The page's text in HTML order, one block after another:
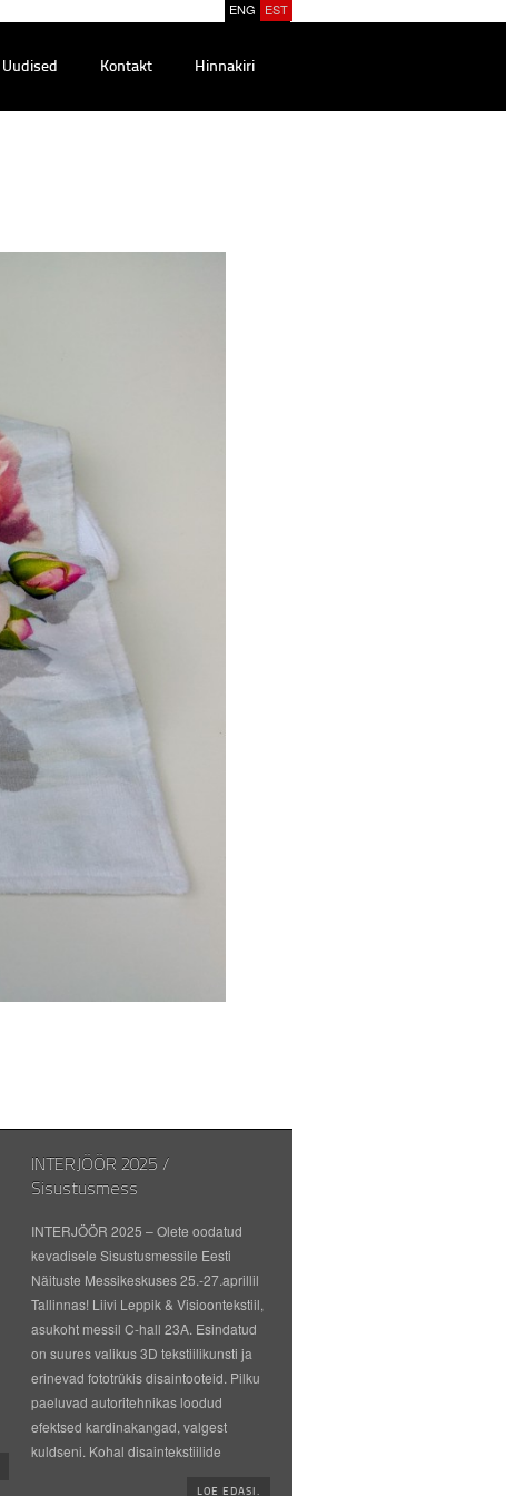
Uudised Kontakt Hinnakiri
ENG EST
INTERJÖÖR 2025 /
Sisustusmess
INTERJÖÖR 2025 – Olete oodatud
kevadisele Sisustusmessile Eesti
Näituste Messikeskuses 25.-27.aprillil
Tallinnas! Liivi Leppik & Visioontekstiil,
asukoht messil C-hall 23A. Esindatud
on suures valikus 3D tekstiilikunsti ja
erinevad fototrükis disaintooteid. Pilku
paeluvad autoritehnikas loodud
efektsed kardinakangad, valgest
kuldseni. Kohal disaintekstiilide
LOE EDASI.